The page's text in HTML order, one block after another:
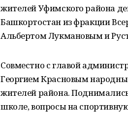
жителей Уфимского района
Башкортостан из фракции
Альбертом Лукмановым и
Совместно с главой
Георгием Красновым
жителей района.
школе, вопросы на